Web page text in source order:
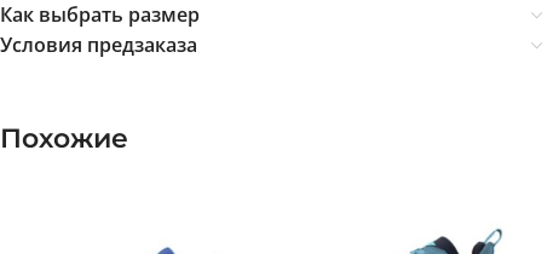
Как выбрать размер
Условия предзаказа
Похожие